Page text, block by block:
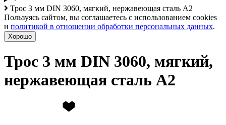
Трос 3 мм DIN 3060, мягкий, нержавеющая сталь А2
Пользуясь сайтом, вы соглашаетесь с использованием cookies
и политикой в отношении обработки персональных данных.
Хорошо
Трос 3 мм DIN 3060, мягкий,
нержавеющая сталь А2